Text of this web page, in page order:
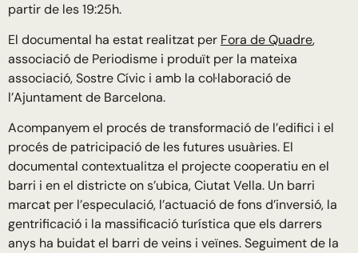
partir de les 19:25h.
El documental ha estat realitzat per Fora de Quadre,
associació de Periodisme i produït per la mateixa
associació, Sostre Cívic i amb la col·laboració de
l’Ajuntament de Barcelona.
Acompanyem el procés de transformació de l’edifici i el
procés de patricipació de les futures usuàries. El
documental contextualitza el projecte cooperatiu en el
barri i en el districte on s’ubica, Ciutat Vella. Un barri
marcat per l’especulació, l’actuació de fons d’inversió, la
gentrificació i la massificació turística que els darrers
anys ha buidat el barri de veins i veïnes. Seguiment de la